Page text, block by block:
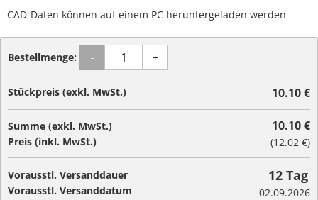
CAD-Daten können auf einem PC heruntergeladen werden
Bestellmenge: - +
Stückpreis (exkl. MwSt.) 10.10 €
Summe (exkl. MwSt.)
Preis (inkl. MwSt.)
10.10 €
(12.02 €)
Vorausstl. Versanddauer
Vorausstl. Versanddatum
12 Tag
02.09.2026